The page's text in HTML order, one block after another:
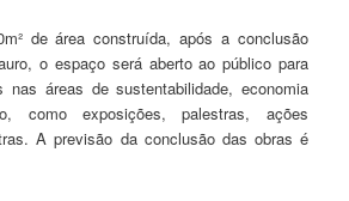
de área construída, após a conclusão
o espaço será aberto ao público para
nas áreas de sustentabilidade, economia
como exposições, palestras, ações
A previsão da conclusão das obras é